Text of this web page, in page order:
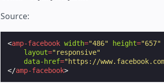
Source:
<amp-facebook width="486" height="657"
layout="responsive"
data-href="https://
</amp-facebook>